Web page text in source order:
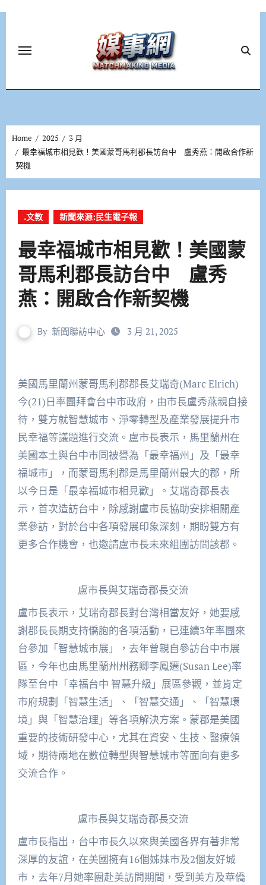
Home 2025
3 月
最幸福城市相見歡！美國蒙哥馬利郡長訪台中 盧秀燕：開啟合作新
契機
.文教 新聞來源:民生電子報
最幸福城市相見歡！美國蒙
哥馬利郡長訪台中 盧秀
燕：開啟合作新契機
By 新聞聯訪中心 3 月 21, 2025
美國馬里蘭州蒙哥馬利郡郡長艾瑞奇(Marc Elrich)
今(21)日率團拜會台中市政府，由市長盧秀燕親自接
待，雙方就智慧城市、淨零轉型及產業發展提升市
民幸福等議題進行交流。盧市長表示，馬里蘭州在
美國本土與台中市同被譽為「最幸福州」及「最幸
福城市」，而蒙哥馬利郡是馬里蘭州最大的郡，所
以今日是「最幸福城市相見歡」。艾瑞奇郡長表
示，首次造訪台中，除感謝盧市長協助安排相關產
業參訪，對於台中各項發展印象深刻，期盼雙方有
更多合作機會，也邀請盧市長未來組團訪問該郡。
盧市長與艾瑞奇郡長交流
盧市長表示，艾瑞奇郡長對台灣相當友好，她要感
謝郡長長期支持僑胞的各項活動，已連續3年率團來
台參加「智慧城市展」，去年曾親自參訪台中市展
區，今年也由馬里蘭州州務卿李鳳遷(Susan Lee)率
隊至台中「幸福台中 智慧升級」展區參觀，並肯定
市府規劃「智慧生活」、「智慧交通」、「智慧環
境」與「智慧治理」等各項解決方案。蒙郡是美國
重要的技術研發中心，尤其在資安、生技、醫療領
域，期待兩地在數位轉型與智慧城市等面向有更多
交流合作。
盧市長與艾瑞奇郡長交流
盧市長指出，台中市長久以來與美國各界有著非常
深厚的友誼，在美國擁有16個姊妹市及2個友好城
市，去年7月她率團赴美訪問期間，受到美方及華僑